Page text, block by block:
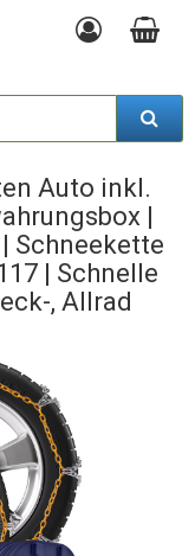
Auto inkl.
|
Schneekette
| Schnelle
, Allrad